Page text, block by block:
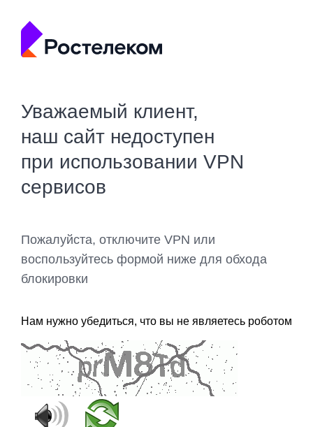
Уважаемый клиент,
наш сайт недоступен
при использовании VPN
сервисов
Пожалуйста, отключите VPN или
воспользуйтесь формой ниже для обхода
блокировки
Нам нужно убедиться, что вы не являетесь роботом